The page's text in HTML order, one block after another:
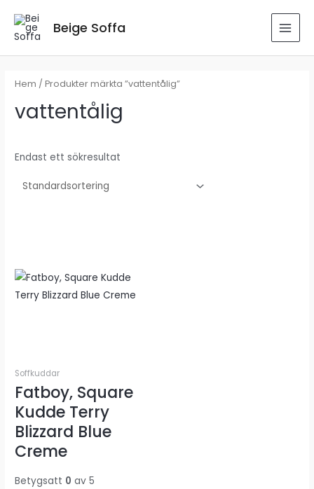
innehåll
Beige Soffa
Hem / Produkter märkta ”vattentålig”
vattentålig
Endast ett sökresultat
Soffkuddar
Fatboy, Square
Kudde Terry
Blizzard Blue
Creme
Betygsatt 0 av 5